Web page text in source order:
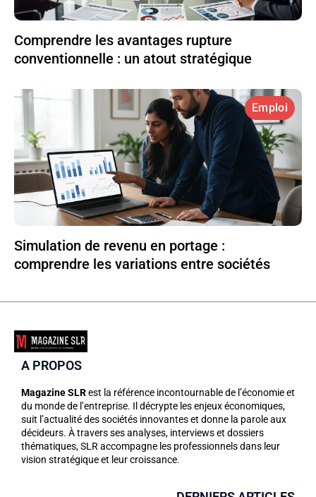
Comprendre les avantages rupture
conventionnelle : un atout stratégique
Emploi
Simulation de revenu en portage :
comprendre les variations entre sociétés
A PROPOS
Magazine SLRest la référence incontournable de l’économie et
du monde de l’entreprise. Il décrypte les enjeux économiques,
suit l’actualité des sociétés innovantes et donne la parole aux
décideurs. À travers ses analyses, interviews et dossiers
thématiques, SLR accompagne les professionnels dans leur
vision stratégique et leur croissance.